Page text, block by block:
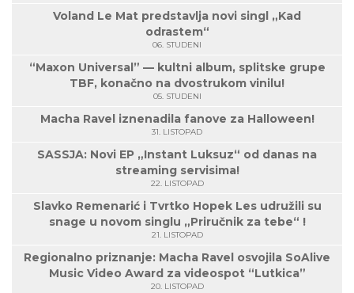
Voland Le Mat predstavlja novi singl „Kad
odrastem“
06. STUDENI
“Maxon Universal” — kultni album, splitske grupe
TBF, konačno na dvostrukom vinilu!
05. STUDENI
Macha Ravel iznenadila fanove za Halloween!
31. LISTOPAD
SASSJA: Novi EP „Instant Luksuz“ od danas na
streaming servisima!
22. LISTOPAD
Slavko Remenarić i Tvrtko Hopek Les udružili su
snage u novom singlu „Priručnik za tebe“ !
21. LISTOPAD
Regionalno priznanje: Macha Ravel osvojila SoAlive
Music Video Award za videospot “Lutkica”
20. LISTOPAD